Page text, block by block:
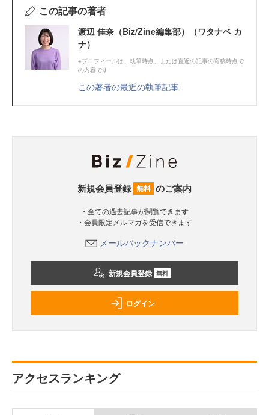
この記事の著者
渡辺 佳奈（Biz/Zine編集部）（ワタナベ カ
ナ）
※プロフィールは、執筆時点、または直近の記事の寄稿時点で
の内容です
この著者の最近の執筆記事
新規会員登録 無料 のご案内
・全ての過去記事が閲覧できます
・会員限定メルマガを受信できます
メールバックナンバー
新規会員登録 無料
ログイン
アクセスランキング